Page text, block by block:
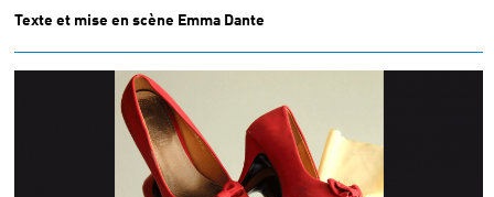
Texte et mise en scène Emma Dante